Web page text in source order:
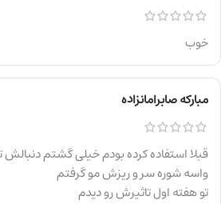
خوب
مبارکه صابرامانزاده
قبلا استفاده کرده بودم خیلی گشتم دنبالش
واسه شوره سر و ریزش مو گرفتم
تو هفته اول تاثیرش رو دیدم